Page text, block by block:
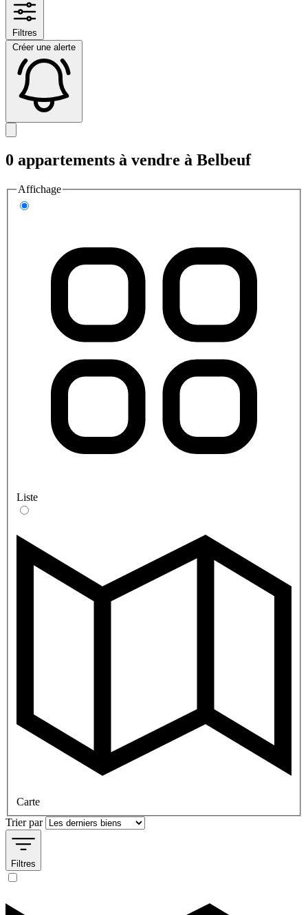
Filtres
Créer une alerte
0 appartements à vendre à Belbeuf
Affichage
Liste
Carte
Trier par
Filtres